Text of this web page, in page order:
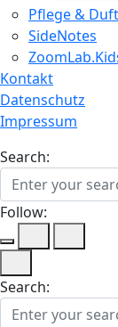
Pflege & Duft
SideNotes
Kontakt
Datenschutz
Impressum
Search:
Follow:
Search: